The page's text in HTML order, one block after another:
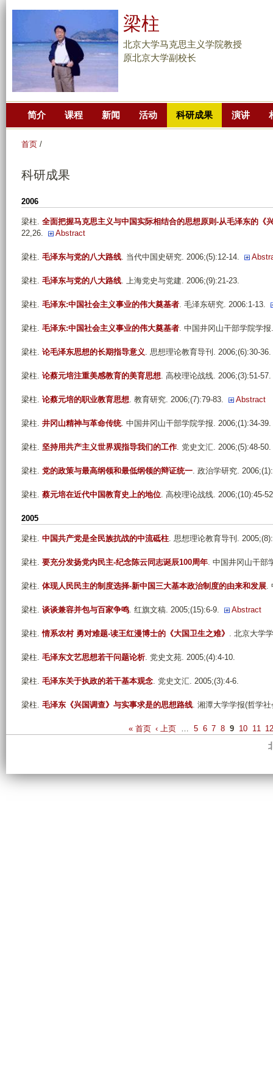
主
梁柱
北京大学马克思主义学院教授
原北京大学副校长
简介 课程 新闻 活动 科研成果 演讲
首页 /
科研成果
2006
梁柱. 全面把握马克思主义与中国实际相结合的思想原则-从毛泽东的《
22,26.
Abstract
梁柱. 毛泽东与党的八大路线. 当代中国史研究. 2006;(5):12-14.
梁柱. 毛泽东与党的八大路线. 上海党史与党建. 2006;(9):21-23.
梁柱. 毛泽东:中国社会主义事业的伟大奠基者. 毛泽东研究. 2006:1-13.
梁柱. 毛泽东:中国社会主义事业的伟大奠基者. 中国井冈山干部学院学
梁柱. 论毛泽东思想的长期指导意义. 思想理论教育导刊. 2006;(6):30-36.
梁柱. 论蔡元培注重美感教育的美育思想. 高校理论战线. 2006;(3):51-57.
梁柱. 论蔡元培的职业教育思想. 教育研究. 2006;(7):79-83. Abstract
梁柱. 井冈山精神与革命传统. 中国井冈山干部学院学报. 2006;(1):34-39.
梁柱. 坚持用共产主义世界观指导我们的工作. 党史文汇. 2006;(5):48-50.
梁柱. 党的政策与最高纲领和最低纲领的辩证统一. 政治学研究.
梁柱. 蔡元培在近代中国教育史上的地位. 高校理论战线. 2006;(10):45-
2005
梁柱. 中国共产党是全民族抗战的中流砥柱. 思想理论教育导刊.
梁柱. 要充分发扬党内民主-纪念陈云同志诞辰100周年. 中国井冈山干部
梁柱. 体现人民民主的制度选择-新中国三大基本政治制度的由来和发展.
梁柱. 谈谈兼容并包与百家争鸣. 红旗文稿. 2005;(15):6-9. Abstract
梁柱.情系农村 勇对难题-读王红漫博士的《大国卫生之难》 . 北京大学
梁柱. 毛泽东文艺思想若干问题论析. 党史文苑. 2005;(4):4-10.
梁柱. 毛泽东关于执政的若干基本观念. 党史文汇. 2005;(3):4-6.
梁柱. 毛泽东《兴国调查》与实事求是的思想路线. 湘潭大学学报(哲学
e
« 首页 ‹ 上页 … 5 6 7 8 9 10 11